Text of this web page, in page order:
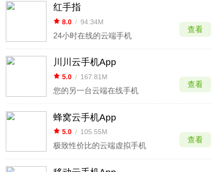
红手指
8.0 / 94.34M
24小时在线的云端手机
查看
川川云手机App
5.0 / 167.81M
您的另一台云端在线手机
查看
蜂窝云手机App
5.0 / 105.55M
极致性价比的云端虚拟手机
查看